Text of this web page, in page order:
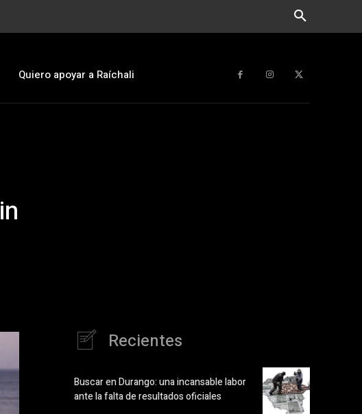
Quiero apoyar a Raíchali
Recientes
Buscar en Durango: una incansable labor
ante la falta de resultados oficiales